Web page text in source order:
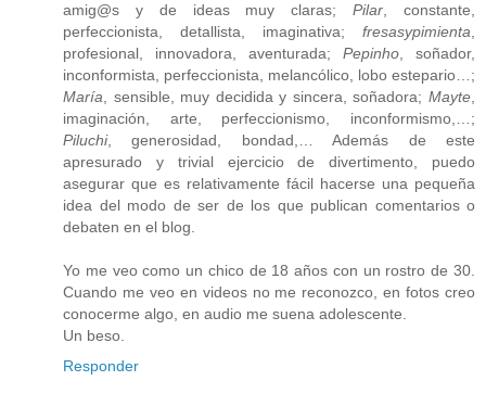
amig@s y de ideas muy claras;Pilar, constante,
perfeccionista, detallista, imaginativa; fresasypimienta,
profesional, innovadora, aventurada; Pepinho, soñador,
inconformista, perfeccionista, melancólico, lobo estepario…;
María, sensible, muy decidida y sincera, soñadora; Mayte,
imaginación, arte, perfeccionismo, inconformismo,…;
Piluchi, generosidad, bondad,… Además de este
apresurado y trivial ejercicio de divertimento, puedo
asegurar que es relativamente fácil hacerse una pequeña
idea del modo de ser de los que publican comentarios o
debaten en el blog.
Yo me veo como un chico de 18 años con un rostro de 30.
Cuando me veo en videos no me reconozco, en fotos creo
conocerme algo, en audio me suena adolescente.
Un beso.
Responder